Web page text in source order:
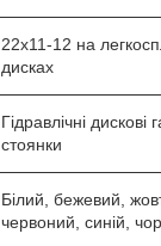
22х11-12 на
дисках
Гідравлічні
стоянки
Білий, бежевий,
червоний, синій,